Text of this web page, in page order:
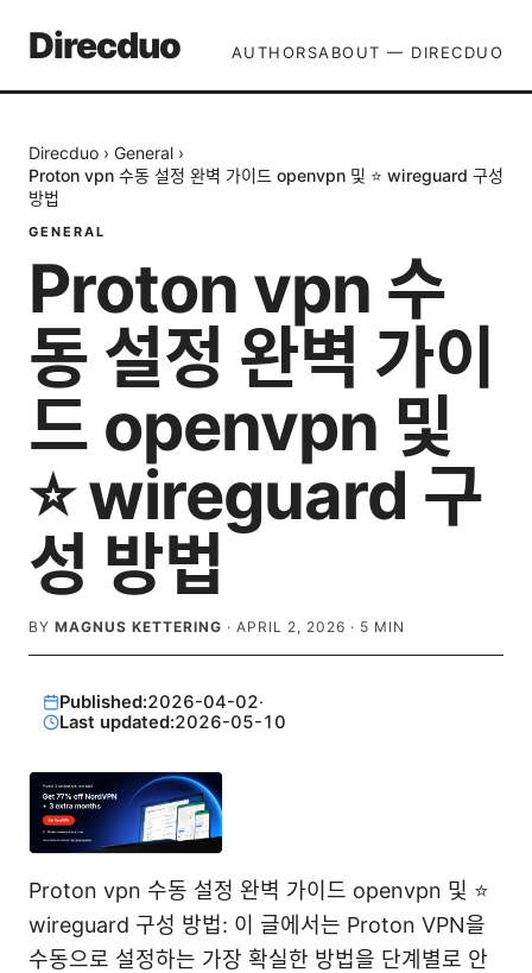
Direcduo AUTHORSABOUT — DIRECDUO
Direcduo › General ›
Proton vpn 수동 설정 완벽 가이드 openvpn 및 ⭐ wireguard 구성
방법
GENERAL
Proton vpn 수
동 설정 완벽 가이
드 openvpn 및
⭐ wireguard 구
성 방법
BY MAGNUS KETTERING · APRIL 2, 2026 · 5 MIN
Published:2026-04-02·
Last updated:2026-05-10
Proton vpn 수동 설정 완벽 가이드 openvpn 및 ⭐
wireguard 구성 방법: 이 글에서는 Proton VPN을
수동으로 설정하는 가장 확실한 방법을 단계별로 안